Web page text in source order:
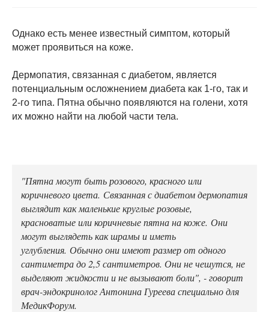
Однако есть менее известный симптом, который
может проявиться на коже.
Дермопатия, связанная с диабетом, является
потенциальным осложнением диабета как 1-го, так и
2-го типа. Пятна обычно появляются на голени, хотя
их можно найти на любой части тела.
"Пятна могут быть розового, красного или
коричневого цвета. Связанная с диабетом дермопатия
выглядит как маленькие круглые розовые,
красноватые или коричневые пятна на коже. Они
могут выглядеть как шрамы и иметь
углубления. Обычно они имеют размер от одного
сантиметра до 2,5 сантиметров. Они не чешутся, не
выделяют жидкости и не вызывают боли", - говорит
врач-эндокринолог Антонина Гуреева специально для
МедикФорум.